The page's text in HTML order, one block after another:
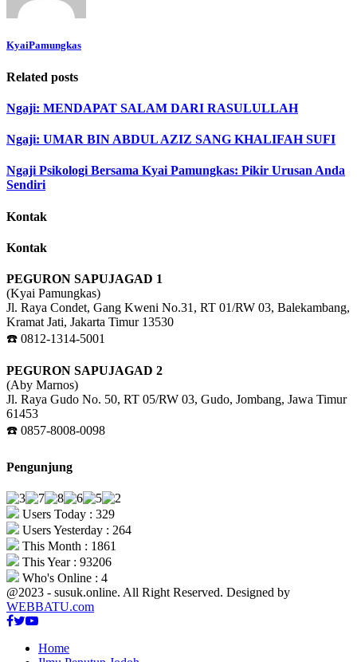
KyaiPamungkas
Related posts
Ngaji: MENDAPAT SALAM DARI RASULULLAH
Ngaji: UMAR BIN ABDUL AZIZ SANG KHALIFAH SUFI
Ngaji Psikologi Bersama Kyai Pamungkas: Pikir Urusan Anda
Sendiri
Kontak
Kontak
PEGURON SAPUJAGAD 1
(Kyai Pamungkas)
Jl. Raya Condet, Gang Kweni No.31, RT 01/RW 03, Balekambang,
Kramat Jati, Jakarta Timur 13530
☎️ 0812-1314-5001
PEGURON SAPUJAGAD 2
(Aby Marnos)
Jl. Raya Gudo No. 50, RT 05/RW 03, Gudo, Jombang, Jawa Timur
61453
☎️ 0857-8008-0098
Pengunjung
Users Today : 329
Users Yesterday : 264
This Month : 1861
This Year : 93206
Who's Online : 4
@2023 - susuk.online. All Right Reserved. Designed by
WEBBATU.com
Facebook
Twitter
Youtube
Home